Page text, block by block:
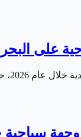
والتطور العمراني…
وجهة